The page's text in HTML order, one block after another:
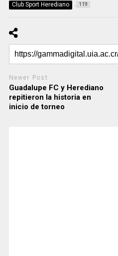
Club Sport Herediano 119
Newer Post
Guadalupe FC y Herediano
repitieron la historia en
inicio de torneo